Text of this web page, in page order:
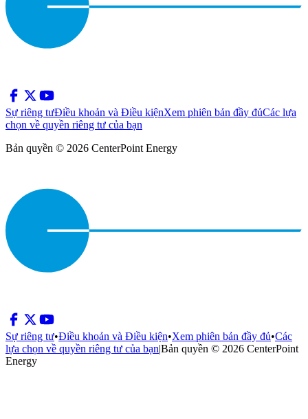
Sự riêng tưĐiều khoản và Điều kiệnXem phiên bản đầy đủCác lựa
chọn về quyền riêng tư của bạn
Bản quyền © 2026 CenterPoint Energy
Sự riêng tư•Điều khoản và Điều kiện•Xem phiên bản đầy đủ•Các
lựa chọn về quyền riêng tư của bạn|Bản quyền © 2026 CenterPoint
Energy